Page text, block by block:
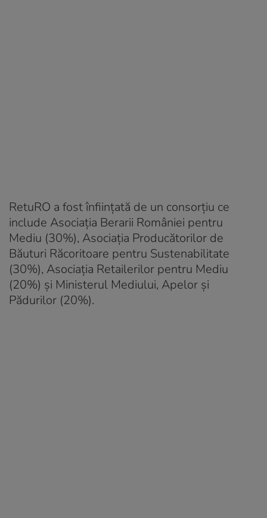
RetuRO a fost înființată de un consorțiu ce
include Asociația Berarii României pentru
Mediu (30%), Asociația Producătorilor de
Băuturi Răcoritoare pentru Sustenabilitate
(30%), Asociația Retailerilor pentru Mediu
(20%) și Ministerul Mediului, Apelor și
Pădurilor (20%).